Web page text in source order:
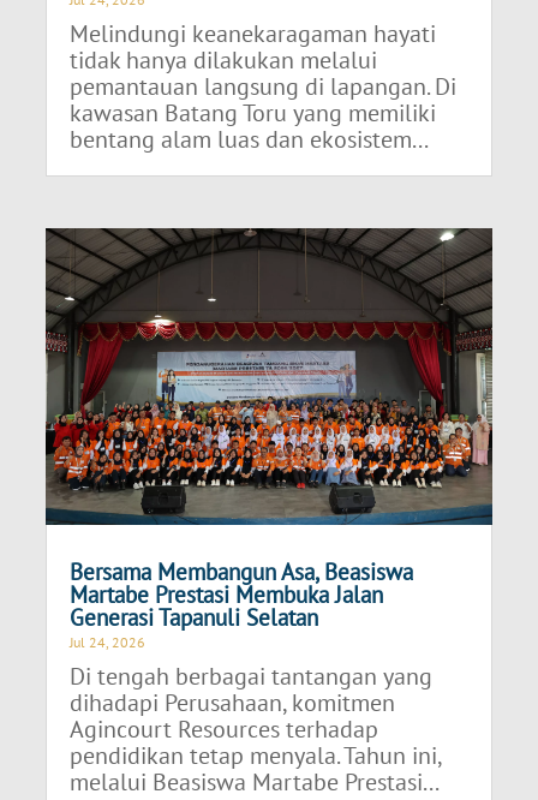
Melindungi keanekaragaman hayati
tidak hanya dilakukan melalui
pemantauan langsung di lapangan. Di
kawasan Batang Toru yang memiliki
bentang alam luas dan ekosistem...
Bersama Membangun Asa, Beasiswa
Martabe Prestasi Membuka Jalan
Generasi Tapanuli Selatan
Jul 24, 2026
Di tengah berbagai tantangan yang
dihadapi Perusahaan, komitmen
Agincourt Resources terhadap
pendidikan tetap menyala. Tahun ini,
melalui Beasiswa Martabe Prestasi...